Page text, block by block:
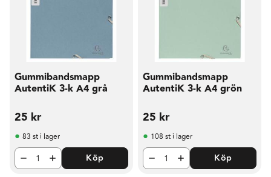
Gummibandsmapp
AutentiK 3-k A4 grå
25 kr
83 st i lager
Köp
Gummibandsmapp
AutentiK 3-k A4 grön
25 kr
108 st i lager
Köp